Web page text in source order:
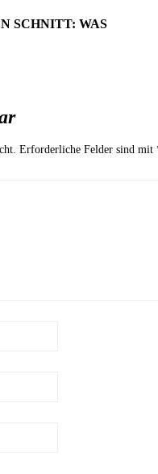
SCHNITT: WAS
Erforderliche Felder sind mit